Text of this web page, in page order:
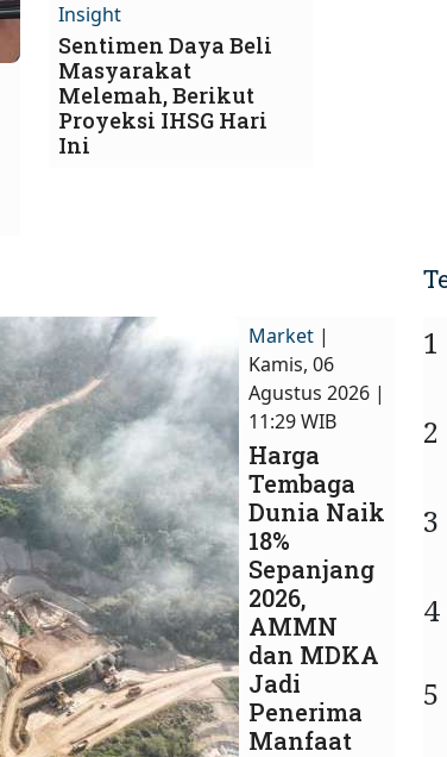
Insight
Sentimen Daya Beli
Masyarakat
Melemah, Berikut
Proyeksi IHSG Hari
Ini
Market |
Kamis, 06
Agustus 2026 |
11:29 WIB
Harga
Tembaga
Dunia Naik
18%
Sepanjang
2026,
AMMN
dan MDKA
Jadi
Penerima
Manfaat
1
2
3
4
5